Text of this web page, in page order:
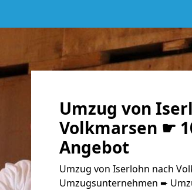
Umzug von
Volkmarsen ☛
Angebot
Umzug von Iserlohn nach
Umzugsunternehmen ➨